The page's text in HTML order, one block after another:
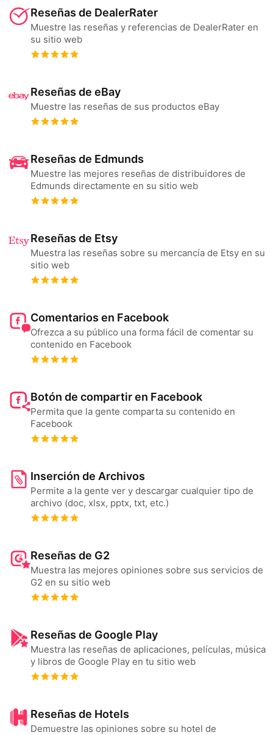
Reseñas de DealerRater
Muestre las reseñas y referencias de DealerRater en
su sitio web
Reseñas de eBay
Muestre las reseñas de sus productos eBay
Reseñas de Edmunds
Muestre las mejores reseñas de distribuidores de
Edmunds directamente en su sitio web
Reseñas de Etsy
Muestra las reseñas sobre su mercancía de Etsy en su
sitio web
Comentarios en Facebook
Ofrezca a su público una forma fácil de comentar su
contenido en Facebook
Botón de compartir en Facebook
Permita que la gente comparta su contenido en
Facebook
Inserción de Archivos
Permite a la gente ver y descargar cualquier tipo de
archivo (doc, xlsx, pptx, txt, etc.)
Reseñas de G2
Muestra las mejores opiniones sobre sus servicios de
G2 en su sitio web
Reseñas de Google Play
Muestra las reseñas de aplicaciones, películas, música
y libros de Google Play en tu sitio web
Reseñas de Hotels
Demuestre las opiniones sobre su hotel de